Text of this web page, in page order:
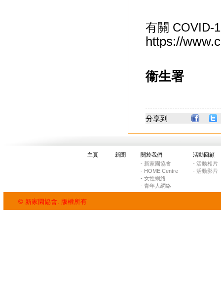
有關 COVID-
https://
衞生署
分享到
主頁 新聞
關於我們
- 新家園協會
- HOME Centre
- 女性網絡
- 青年人網絡
活動回顧
- 活動相片
- 活動影片
© 新家園協會. 版權所有